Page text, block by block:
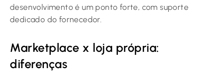
desenvolvimento é um ponto forte, com suporte
dedicado do fornecedor.
Marketplace x loja própria:
diferenças